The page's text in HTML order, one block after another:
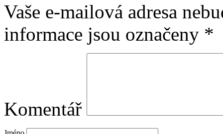
Vaše e-mailová adresa
informace jsou označeny *
Komentář